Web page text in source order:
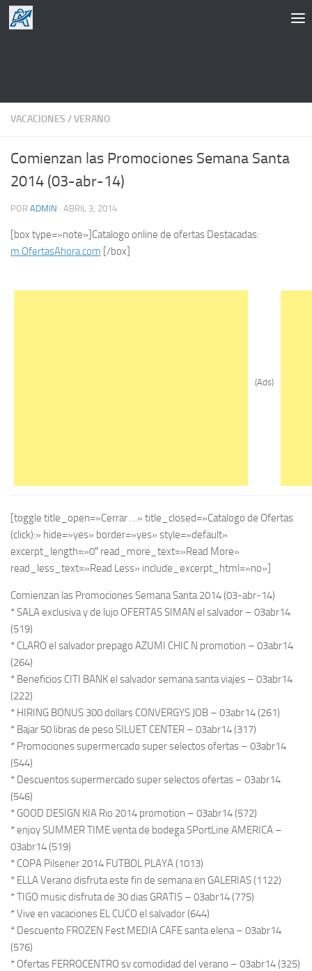
Saltar al contenido
VACACIONES /VERANO
Comienzan las Promociones Semana Santa
2014 (03-abr-14)
POR ADMIN · ABRIL 3, 2014
[box type=»note»]Catalogo online de ofertas Destacadas:
m.OfertasAhora.com [/box]
(Ads)
[toggle title_open=»Cerrar …» title_closed=»Catalogo de Ofertas
(click):» hide=»yes» border=»yes» style=»default»
excerpt_length=»0″ read_more_text=»Read More»
read_less_text=»Read Less» include_excerpt_html=»no»]
Comienzan las Promociones Semana Santa 2014 (03-abr-14)
* SALA exclusiva y de lujo OFERTAS SIMAN el salvador – 03abr14
(519)
* CLARO el salvador prepago AZUMI CHIC N promotion – 03abr14
(264)
* Beneficios CITI BANK el salvador semana santa viajes – 03abr14
(222)
* HIRING BONUS 300 dollars CONVERGYS JOB – 03abr14 (261)
* Bajar 50 libras de peso SILUET CENTER – 03abr14 (317)
* Promociones supermercado super selectos ofertas – 03abr14
(544)
* Descuentos supermercado super selectos ofertas – 03abr14
(546)
* GOOD DESIGN KIA Rio 2014 promotion – 03abr14 (572)
* enjoy SUMMER TIME venta de bodega SPortLine AMERICA –
03abr14 (519)
* COPA Pilsener 2014 FUTBOL PLAYA (1013)
* ELLA Verano disfruta este fin de semana en GALERIAS (1122)
* TIGO music disfruta de 30 dias GRATIS – 03abr14 (775)
* Vive en vacaciones EL CUCO el salvador (644)
* Descuento FROZEN Fest MEDIA CAFE santa elena – 03abr14
(576)
* Ofertas FERROCENTRO sv comodidad del verano – 03abr14 (325)